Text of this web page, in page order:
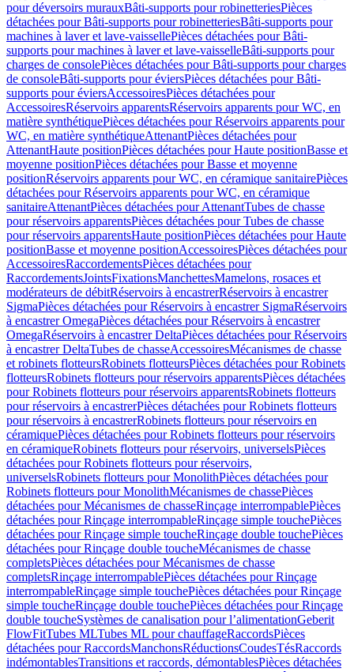
pour déversoirs murauxBâti-supports pour robinetteriesPièces
détachées pour Bâti-supports pour robinetteriesBâti-supports pour
machines à laver et lave-vaissellePièces détachées pour Bâti-
supports pour machines à laver et lave-vaisselleBâti-supports pour
charges de consolePièces détachées pour Bâti-supports pour charges
de consoleBâti-supports pour éviersPièces détachées pour Bâti-
supports pour éviersAccessoiresPièces détachées pour
AccessoiresRéservoirs apparentsRéservoirs apparents pour WC, en
matière synthétiquePièces détachées pour Réservoirs apparents pour
WC, en matière synthétiqueAttenantPièces détachées pour
AttenantHaute positionPièces détachées pour Haute positionBasse et
moyenne positionPièces détachées pour Basse et moyenne
positionRéservoirs apparents pour WC, en céramique sanitairePièces
détachées pour Réservoirs apparents pour WC, en céramique
sanitaireAttenantPièces détachées pour AttenantTubes de chasse
pour réservoirs apparentsPièces détachées pour Tubes de chasse
pour réservoirs apparentsHaute positionPièces détachées pour Haute
positionBasse et moyenne positionAccessoiresPièces détachées pour
AccessoiresRaccordementsPièces détachées pour
RaccordementsJointsFixationsManchettesMamelons, rosaces et
modérateurs de débitRéservoirs à encastrerRéservoirs à encastrer
SigmaPièces détachées pour Réservoirs à encastrer SigmaRéservoirs
à encastrer OmegaPièces détachées pour Réservoirs à encastrer
OmegaRéservoirs à encastrer DeltaPièces détachées pour Réservoirs
à encastrer DeltaTubes de chasseAccessoiresMécanismes de chasse
et robinets flotteursRobinets flotteursPièces détachées pour Robinets
flotteursRobinets flotteurs pour réservoirs apparentsPièces détachées
pour Robinets flotteurs pour réservoirs apparentsRobinets flotteurs
pour réservoirs à encastrerPièces détachées pour Robinets flotteurs
pour réservoirs à encastrerRobinets flotteurs pour réservoirs en
céramiquePièces détachées pour Robinets flotteurs pour réservoirs
en céramiqueRobinets flotteurs pour réservoirs, universelsPièces
détachées pour Robinets flotteurs pour réservoirs,
universelsRobinets flotteurs pour MonolithPièces détachées pour
Robinets flotteurs pour MonolithMécanismes de chassePièces
détachées pour Mécanismes de chasseRinçage interrompablePièces
détachées pour Rinçage interrompableRinçage simple touchePièces
détachées pour Rinçage simple toucheRinçage double touchePièces
détachées pour Rinçage double toucheMécanismes de chasse
completsPièces détachées pour Mécanismes de chasse
completsRinçage interrompablePièces détachées pour Rinçage
interrompableRinçage simple touchePièces détachées pour Rinçage
simple toucheRinçage double touchePièces détachées pour Rinçage
double toucheSystèmes de canalisation pour l’alimentationGeberit
FlowFitTubes MLTubes ML pour chauffageRaccordsPièces
détachées pour RaccordsManchonsRéductionsCoudesTésRaccords
indémontablesTransitions et raccords, démontablesPièces détachées